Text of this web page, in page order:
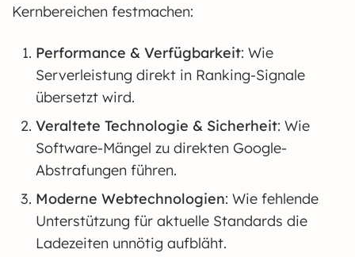
Kernbereichen festmachen:
Performance & Verfügbarkeit: Wie
Serverleistung direkt in Ranking-Signale
übersetzt wird.
Veraltete Technologie & Sicherheit: Wie
Software-Mängel zu direkten Google-
Abstrafungen führen.
Moderne Webtechnologien: Wie fehlende
Unterstützung für aktuelle Standards die
Ladezeiten unnötig aufbläht.